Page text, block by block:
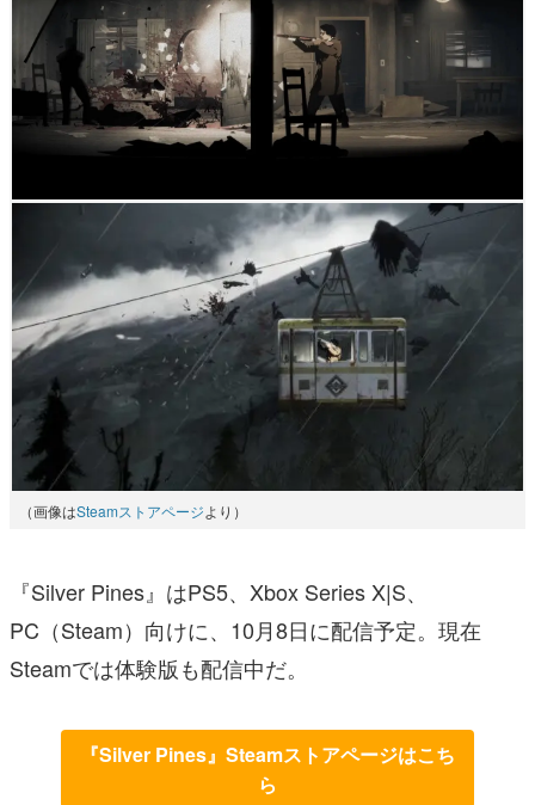
（画像はSteamストアページより）
『Silver Pines』はPS5、Xbox Series X|S、
PC（Steam）向けに、10月8日に配信予定。現在
Steamでは体験版も配信中だ。
『Silver Pines』Steamストアページはこち
ら